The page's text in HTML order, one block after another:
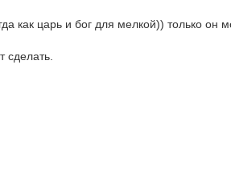
как царь и бог для мелкой)) только он
сделать.